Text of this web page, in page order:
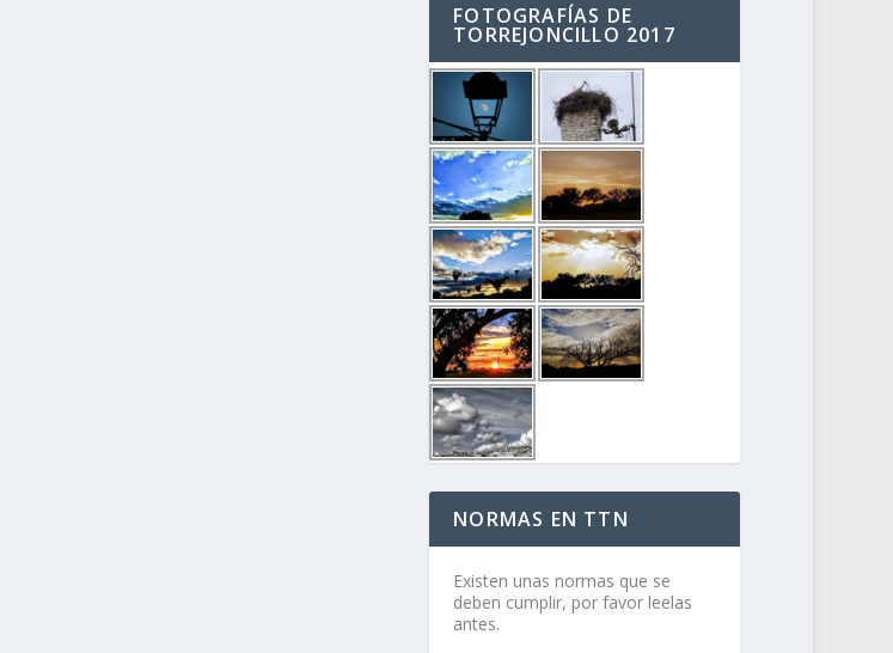
FOTOGRAFÍAS DE
TORREJONCILLO 2017
NORMAS EN TTN
Existen unas normas que se
deben cumplir, por favor leelas
antes.